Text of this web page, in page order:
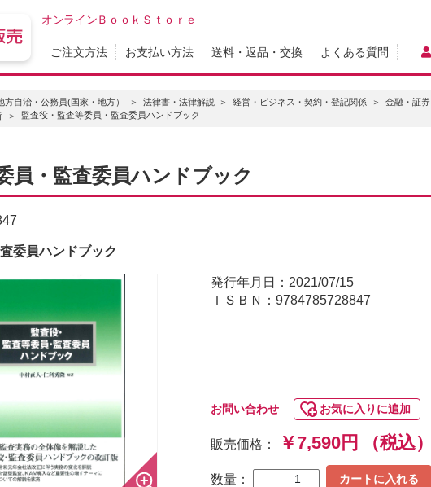
オンラインＢｏｏｋＳｔｏｒｅ
ご注文方法 お支払い方法 送料・返品・交換 よくある質問
方自治・公務員(国家・地方） 法律書・法律解説 経営・ビジネス・契約・登記関係 金融・証券
監査役・監査等委員・監査委員ハンドブック
員・監査委員ハンドブック
委員ハンドブック
発行年月日：2021/07/15
ＩＳＢＮ：9784785728847
お問い合わせ お気に入りに追加
販売価格： ￥7,590円 （税込）
数量： カートに入れる